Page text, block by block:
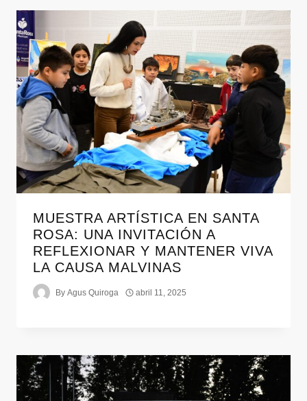
MUESTRA ARTÍSTICA EN SANTA
ROSA: UNA INVITACIÓN A
REFLEXIONAR Y MANTENER VIVA
LA CAUSA MALVINAS
By Agus Quiroga abril 11, 2025